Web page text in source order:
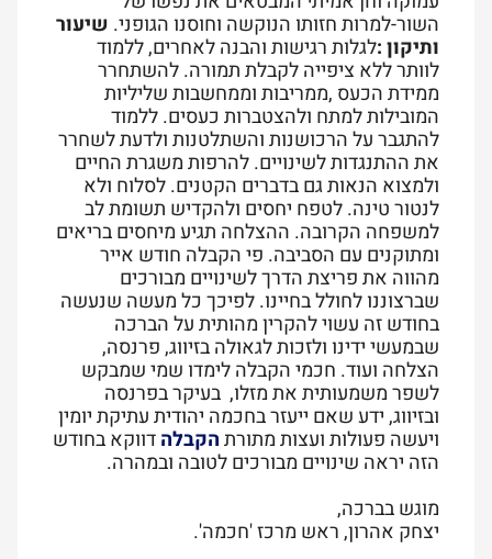
השור-למרות חזותו הנוקשה וחוסנו הגופני. שיעור
ותיקון:לגלות רגישות והבנה לאחרים, ללמוד
לוותר ללא ציפייה לקבלת תמורה. להשתחרר
ממידת הכעס ,ממריבות וממחשבות שליליות
המובילות למתח ולהצטברות כעסים. ללמוד
להתגבר על הרכושנות והשתלטנות ולדעת לשחרר
את ההתנגדות לשינויים. להרפות משגרת החיים
ולמצוא הנאות גם בדברים הקטנים. לסלוח ולא
לנטור טינה. לטפח יחסים ולהקדיש תשומת לב
למשפחה הקרובה. ההצלחה תגיע מיחסים בריאים
ומתוקנים עם הסביבה. פי הקבלה חודש אייר
מהווה את פריצת הדרך לשינויים מבורכים
שברצוננו לחולל בחיינו. לפיכך כל מעשה שנעשה
בחודש זה עשוי להקרין מהותית על הברכה
שבמעשי ידינו ולזכות לגאולה בזיווג, פרנסה,
הצלחה ועוד. חכמי הקבלה לימדו שמי שמבקש
לשפר משמעותית את מזלו, בעיקר בפרנסה
ובזיווג, ידע שאם ייעזר בחכמה יהודית עתיקת יומין
ויעשה פעולות ועצות מתורתהקבלהדווקא בחודש
הזה יראה שינויים מבורכים לטובה ובמהרה.
מוגש בברכה,
יצחק אהרון, ראש מרכז 'חכמה'.